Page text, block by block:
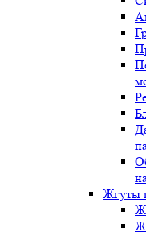
Жгуты